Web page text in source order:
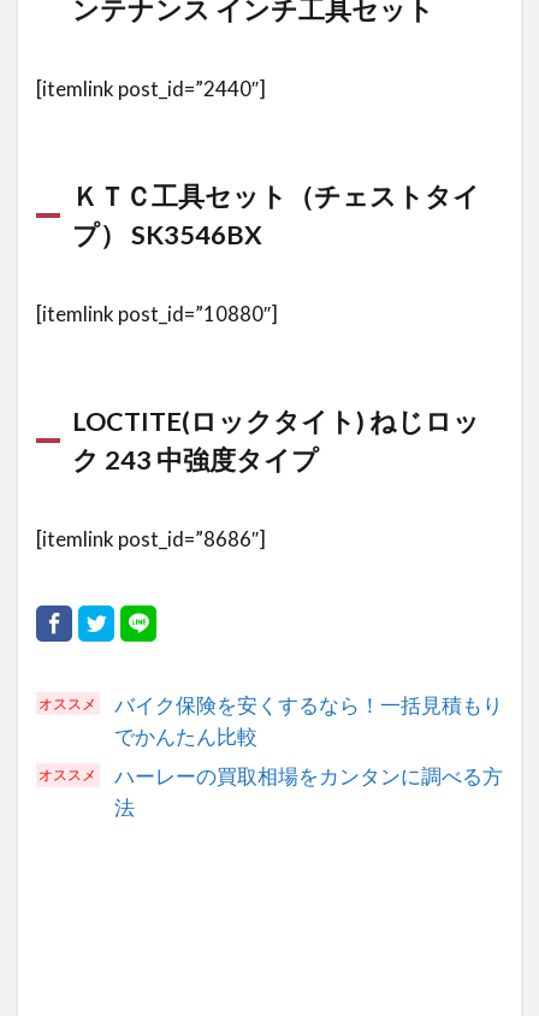
ンテナンス インチ工具セット
[itemlink post_id=”2440″]
ＫＴＣ工具セット（チェストタイ
プ） SK3546BX
[itemlink post_id=”10880″]
LOCTITE(ロックタイト) ねじロッ
ク 243 中強度タイプ
[itemlink post_id=”8686″]
バイク保険を安くするなら！一括見積もり
でかんたん比較
ハーレーの買取相場をカンタンに調べる方
法